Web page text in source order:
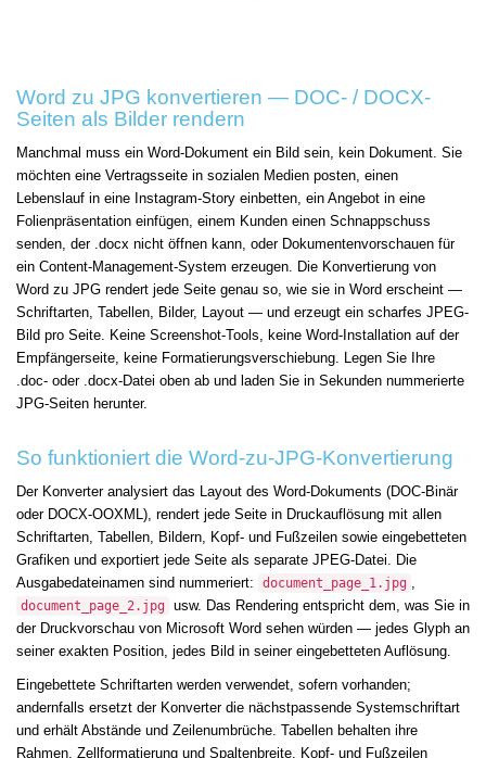
Word zu JPG konvertieren — DOC- / DOCX-
Seiten als Bilder rendern
Manchmal muss ein Word-Dokument ein Bild sein, kein Dokument. Sie
möchten eine Vertragsseite in sozialen Medien posten, einen
Lebenslauf in eine Instagram-Story einbetten, ein Angebot in eine
Folienpräsentation einfügen, einem Kunden einen Schnappschuss
senden, der .docx nicht öffnen kann, oder Dokumentenvorschauen für
ein Content-Management-System erzeugen. Die Konvertierung von
Word zu JPG rendert jede Seite genau so, wie sie in Word erscheint —
Schriftarten, Tabellen, Bilder, Layout — und erzeugt ein scharfes JPEG-
Bild pro Seite. Keine Screenshot-Tools, keine Word-Installation auf der
Empfängerseite, keine Formatierungsverschiebung. Legen Sie Ihre
.doc- oder .docx-Datei oben ab und laden Sie in Sekunden nummerierte
JPG-Seiten herunter.
So funktioniert die Word-zu-JPG-Konvertierung
Der Konverter analysiert das Layout des Word-Dokuments (DOC-Binär
oder DOCX-OOXML), rendert jede Seite in Druckauflösung mit allen
Schriftarten, Tabellen, Bildern, Kopf- und Fußzeilen sowie eingebetteten
Grafiken und exportiert jede Seite als separate JPEG-Datei. Die
Ausgabedateinamen sind nummeriert:
document_page_1.jpg ,
document_page_2.jpg
usw. Das Rendering entspricht dem, was Sie in
der Druckvorschau von Microsoft Word sehen würden — jedes Glyph an
seiner exakten Position, jedes Bild in seiner eingebetteten Auflösung.
Eingebettete Schriftarten werden verwendet, sofern vorhanden;
andernfalls ersetzt der Konverter die nächstpassende Systemschriftart
und erhält Abstände und Zeilenumbrüche. Tabellen behalten ihre
Rahmen, Zellformatierung und Spaltenbreite. Kopf- und Fußzeilen